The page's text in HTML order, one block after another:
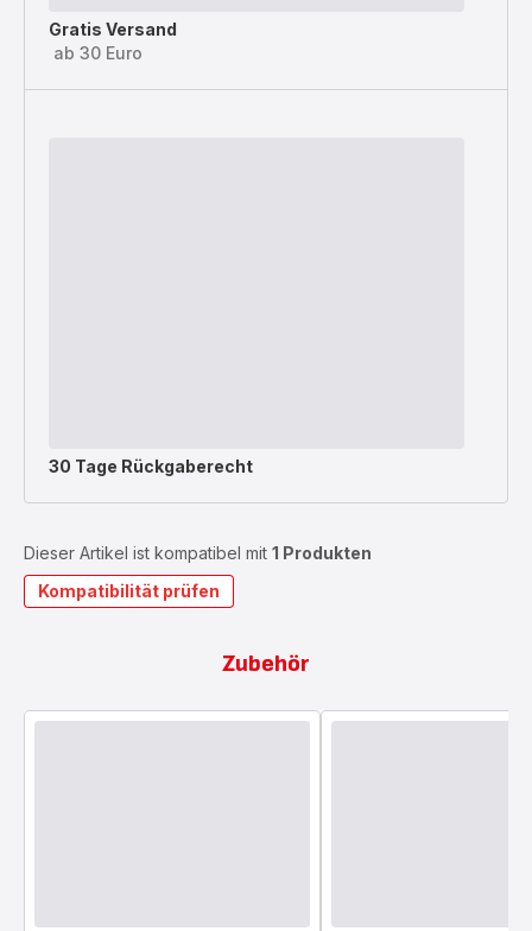
Gratis Versand
ab 30 Euro
30 Tage Rückgaberecht
Dieser Artikel ist kompatibel mit 1 Produkten
Kompatibilität prüfen
Zubehör